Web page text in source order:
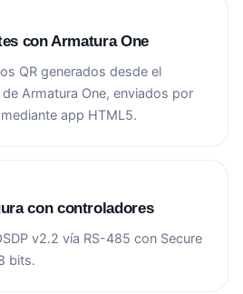
con Armatura One
QR generados desde el
Armatura One, enviados por
app HTML5.
con controladores
v2.2 vía RS-485 con Secure
bits.